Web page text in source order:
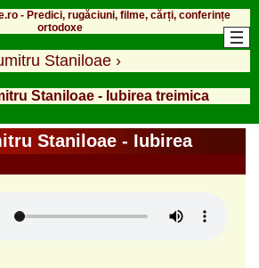
- Predici, rugăciuni, filme, cărți, conferințe
ortodoxe
Staniloae ›
Staniloae - Iubirea treimica
Staniloae - Iubirea